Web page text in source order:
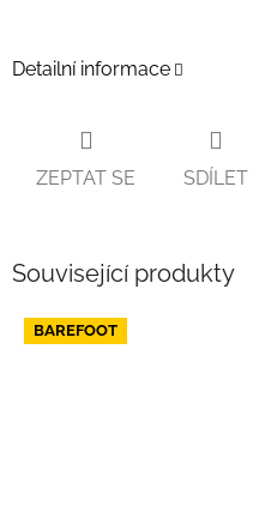
Detailní informace
ZEPTAT SE SDÍLET
Související produkty
BAREFOOT